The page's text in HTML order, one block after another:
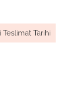
Teslimat Tarihi